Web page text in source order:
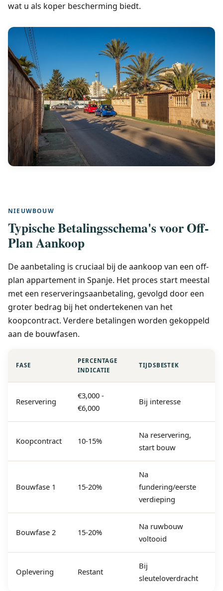
wat u als koper bescherming biedt.
NIEUWBOUW
Typische Betalingsschema's voor Off-
Plan Aankoop
De aanbetaling is cruciaal bij de aankoop van een off-
plan appartement in Spanje. Het proces start meestal
met een reserveringsaanbetaling, gevolgd door een
groter bedrag bij het ondertekenen van het
koopcontract. Verdere betalingen worden gekoppeld
aan de bouwfasen.
FASE
PERCENTAGE
INDICATIE
TIJDSBESTEK
Reservering
€3,000 -
€6,000
Bij interesse
Koopcontract 10-15%
Na reservering,
start bouw
Bouwfase 1 15-20%
Na
fundering/eerste
verdieping
Bouwfase 2 15-20%
Na ruwbouw
voltooid
Oplevering Restant
Bij
sleuteloverdracht